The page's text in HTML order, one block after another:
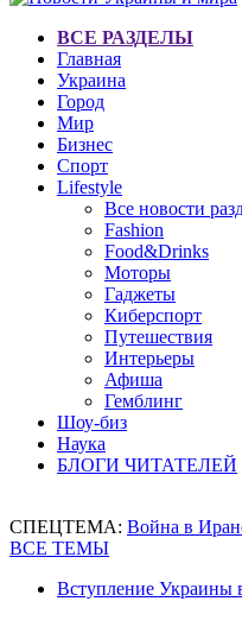
ВСЕ РАЗДЕЛЫ
Главная
Украина
Город
Мир
Бизнес
Спорт
Lifestyle
Все новости
Fashion
Food&Drinks
Моторы
Гаджеты
Киберспорт
Путешествия
Интерьеры
Афиша
Гемблинг
Шоу-биз
Наука
БЛОГИ ЧИТАТЕЛЕЙ
СПЕЦТЕМА: Война в
ВСЕ ТЕМЫ
Вступление Украины